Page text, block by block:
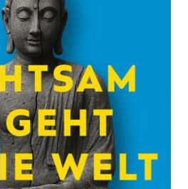
Achtsamkeit gesellschaftlichen
&
21.04.2026